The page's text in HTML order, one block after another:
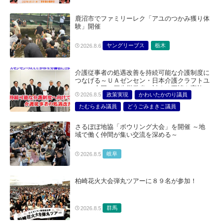
鹿沼市でファミリーレク「アユのつかみ獲り体
験」開催
2026.8.6 ヤングリーブス 栃木
介護従事者の処遇改善を持続可能な介護制度に
つなげる～ＵＡゼンセン・日本介護クラフトユ
ニオン合同で厚生労働省に対する要請を実施～
2026.8.5 政策実現
かわいたかのり議員
たむらまみ議員
どうごみまきこ議員
さるぼぼ地協「ボウリング大会」を開催 ～地
域で働く仲間が集い交流を深める～
2026.8.5 岐阜
柏崎花火大会弾丸ツアーに８９名が参加！
2026.8.5 群馬